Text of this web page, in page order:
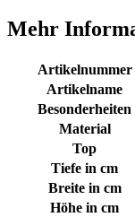
Mehr
Artikelnummer
Artikelname
Besonderheiten
Material
Top
Tiefe in cm
Breite in cm
Höhe in cm